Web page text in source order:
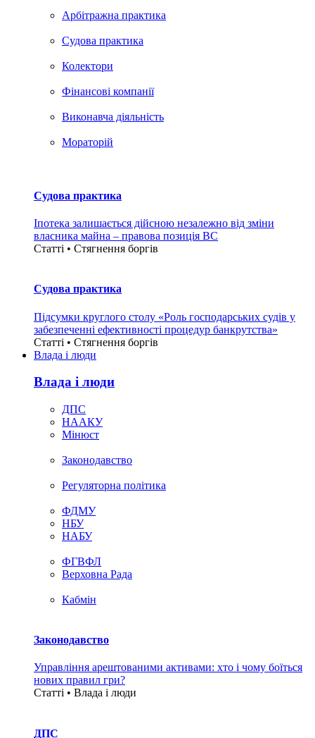
Арбітражна практика
Судова практика
Колектори
Фінансові компанії
Виконавча діяльність
Мораторій
Судова практика
Іпотека залишається дійсною незалежно від зміни
власника майна – правова позиція ВС
Статті • Стягнення боргiв
Судова практика
Підсумки круглого столу «Роль господарських судів у
забезпеченні ефективності процедур банкрутства»
Статті • Стягнення боргiв
Влада i люди
Влада i люди
ДПС
НААКУ
Мінюст
Законодавство
Регуляторна політика
ФДМУ
НБУ
НАБУ
ФГВФЛ
Верховна Рада
Кабмін
Законодавство
Управління арештованими активами: хто і чому боїться
нових правил гри?
Статті • Влада i люди
ДПС